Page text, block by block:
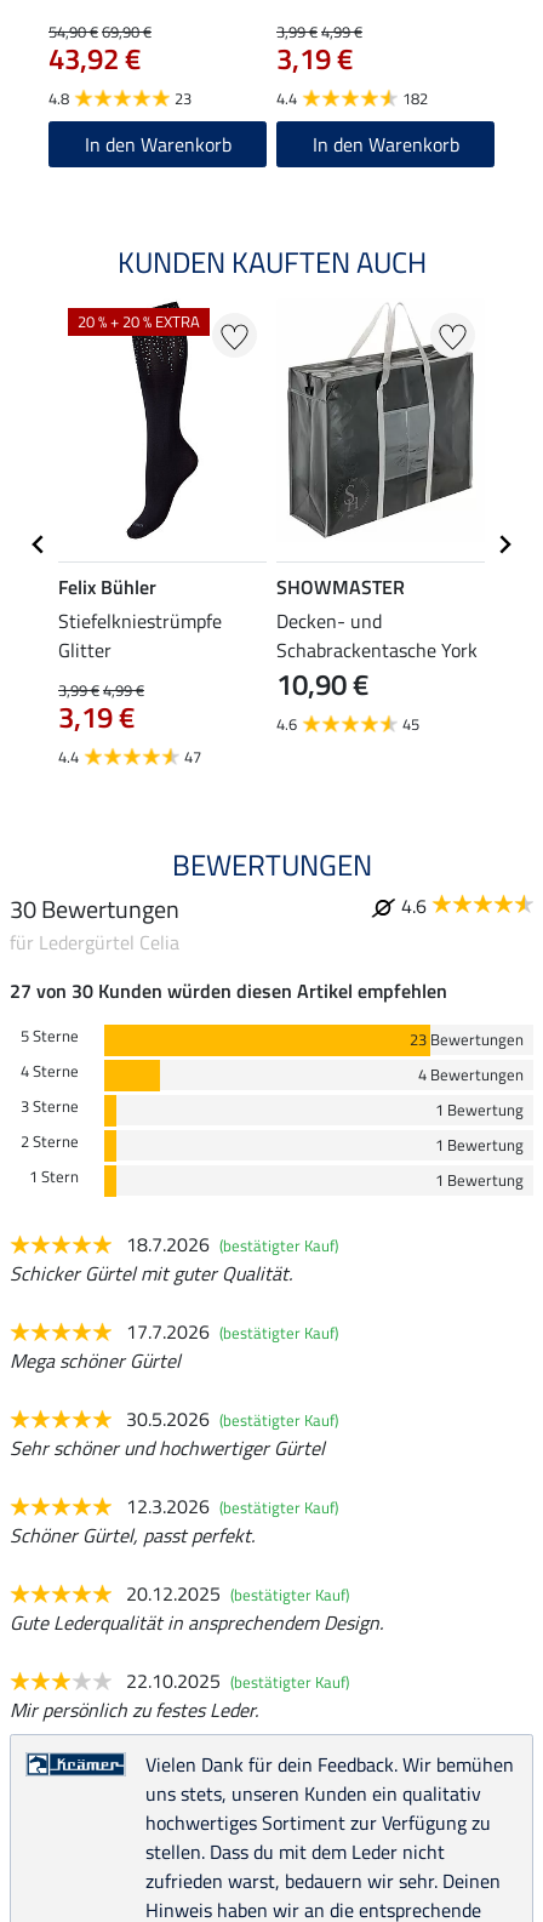
54,90 €69,90 €
43,92 €
4.8 23
In den Warenkorb
3,99 €4,99 €
3,19 €
4.4 182
In den Warenkorb
KUNDEN KAUFTEN AUCH
20 % + 20 % EXTRA
Felix Bühler
Stiefelkniestrümpfe
Glitter
3,99 €4,99 €
3,19 €
4.4 47
SHOWMASTER
Decken- und
Schabrackentasche York
10,90 €
4.6 45
BEWERTUNGEN
30 Bewertungen
4.6
für Ledergürtel Celia
27 von 30 Kunden würden diesen Artikel empfehlen
5 Sterne
23 Bewertungen
4 Sterne
4 Bewertungen
3 Sterne
1 Bewertung
2 Sterne
1 Bewertung
1 Stern
1 Bewertung
18.7.2026 (bestätigter Kauf)
Schicker Gürtel mit guter Qualität.
17.7.2026 (bestätigter Kauf)
Mega schöner Gürtel
30.5.2026 (bestätigter Kauf)
Sehr schöner und hochwertiger Gürtel
12.3.2026 (bestätigter Kauf)
Schöner Gürtel, passt perfekt.
20.12.2025 (bestätigter Kauf)
Gute Lederqualität in ansprechendem Design.
22.10.2025 (bestätigter Kauf)
Mir persönlich zu festes Leder.
Vielen Dank für dein Feedback. Wir bemühen
uns stets, unseren Kunden ein qualitativ
hochwertiges Sortiment zur Verfügung zu
stellen. Dass du mit dem Leder nicht
zufrieden warst, bedauern wir sehr. Deinen
Hinweis haben wir an die entsprechende